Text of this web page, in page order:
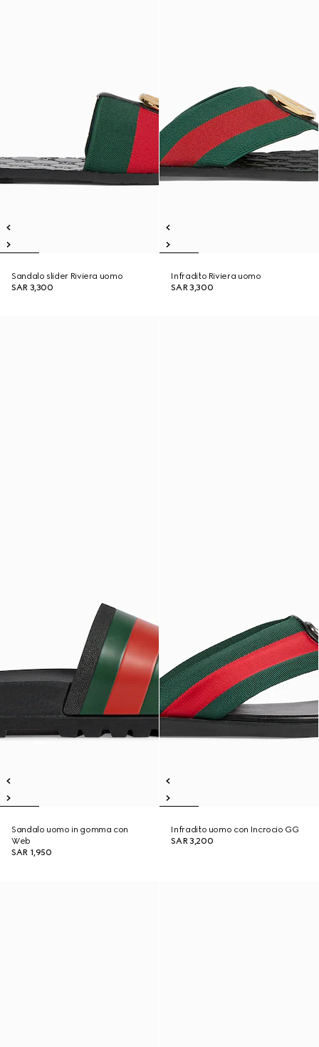
Sandalo slider Riviera uomo
SAR 3,300
Infradito Riviera uomo
SAR 3,300
Sandalo uomo in gomma con
Web
SAR 1,950
Infradito uomo con Incrocio GG
SAR 3,200